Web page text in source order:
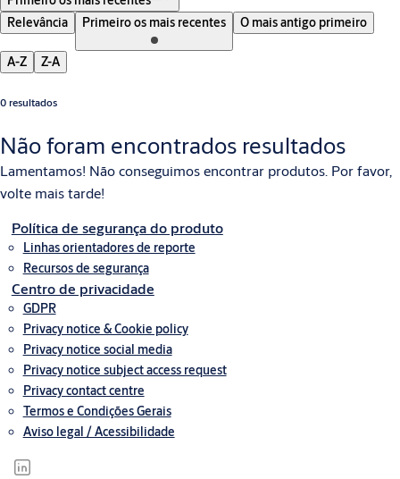
Relevância
Primeiro os mais recentes O mais antigo primeiro
A-Z Z-A
0 resultados
Não foram encontrados resultados
Lamentamos! Não conseguimos encontrar produtos. Por favor,
volte mais tarde!
Política de segurança do produto
Linhas orientadores de reporte
Recursos de segurança
Centro de privacidade
GDPR
Privacy notice & Cookie policy
Privacy notice social media
Privacy notice subject access request
Privacy contact centre
Termos e Condições Gerais
Aviso legal / Acessibilidade